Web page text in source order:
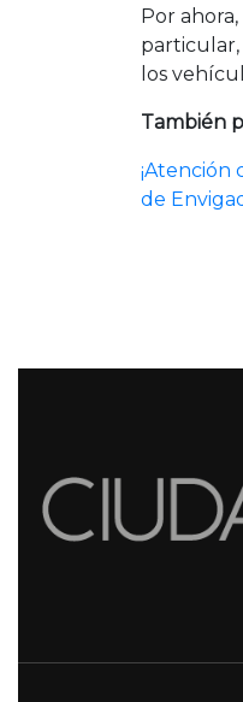
Por
particular,
los
También
¡Atención
de